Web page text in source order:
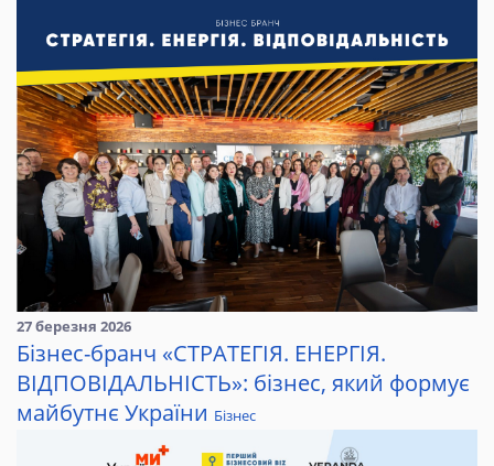
27 березня 2026
Бізнес-бранч «СТРАТЕГІЯ. ЕНЕРГІЯ.
ВІДПОВІДАЛЬНІСТЬ»: бізнес, який формує
майбутнє України Бізнес